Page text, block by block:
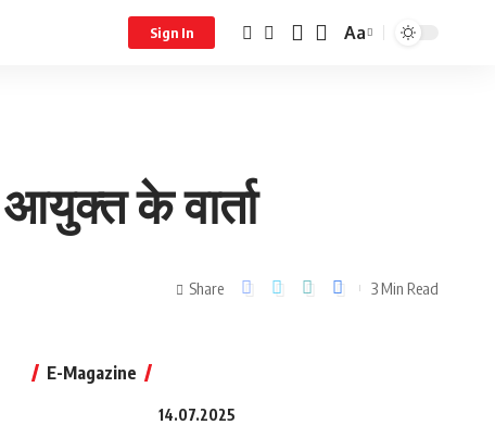
Sign In Aa
के वार्ता
Share 3 Min Read
E-Magazine
14.07.2025